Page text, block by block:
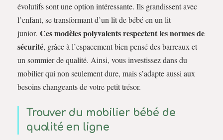
évolutifs sont une option intéressante. Ils grandissent avec
l’enfant, se transformant d’un lit de bébé en un lit
junior. Ces modèles polyvalents respectent les normes de
sécurité, grâce à l’espacement bien pensé des barreaux et
un sommier de qualité. Ainsi, vous investissez dans du
mobilier qui non seulement dure, mais s’adapte aussi aux
besoins changeants de votre petit trésor.
Trouver du mobilier bébé de
qualité en ligne